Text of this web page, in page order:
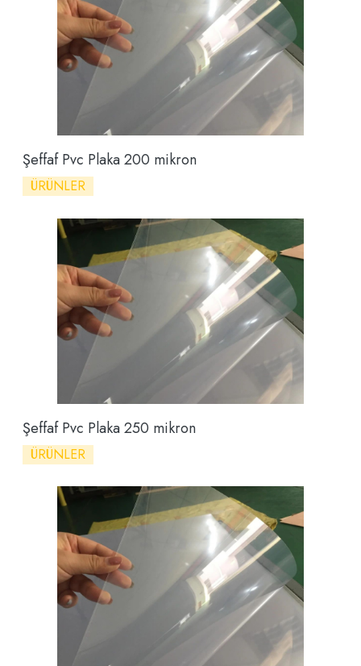
Şeffaf Pvc Plaka 200 mikron
ÜRÜNLER
Şeffaf Pvc Plaka 250 mikron
ÜRÜNLER